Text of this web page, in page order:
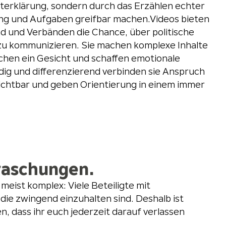
sondern durch das Erzählen echter
und Aufgaben greifbar machen.Videos bieten
und Verbänden die Chance, über politische
kommunizieren. Sie machen komplexe Inhalte
ein Gesicht und schaffen emotionale
und differenzierend verbinden sie Anspruch
und geben Orientierung in einem immer
komplex: Viele Beteiligte mit
zwingend einzuhalten sind. Deshalb ist
dass ihr euch jederzeit darauf verlassen